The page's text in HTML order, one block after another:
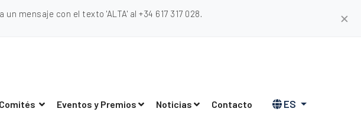
un mensaje con el texto 'ALTA' al +34 617 317 028. ✕
Eventos y Premios Noticias Contacto ES